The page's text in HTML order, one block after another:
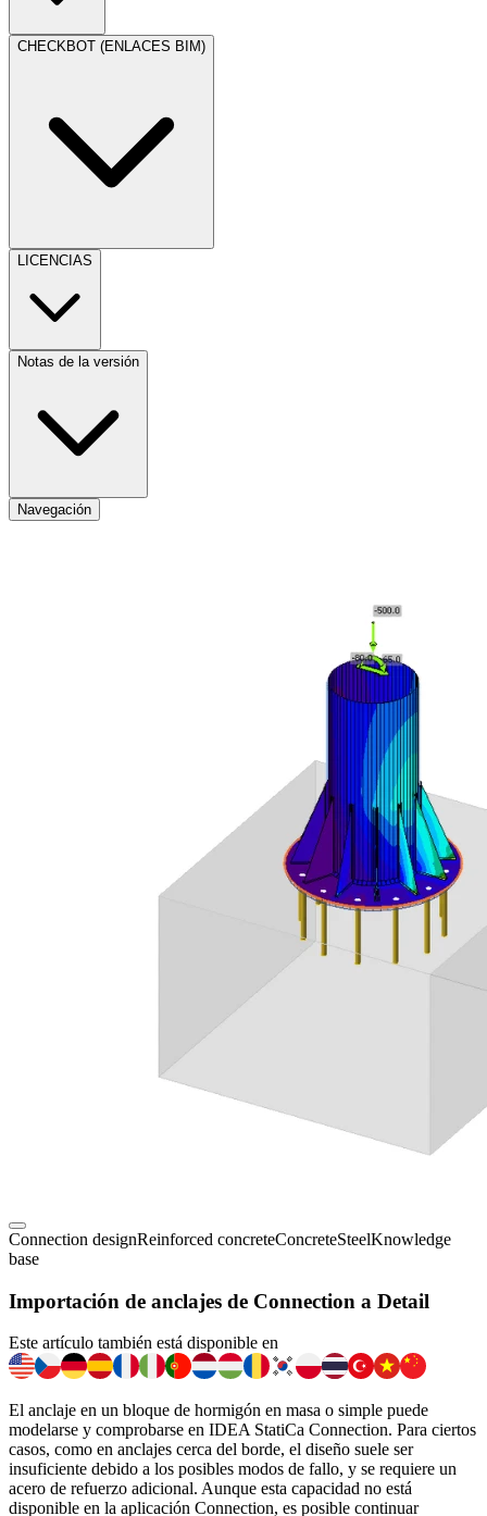
CHECKBOT (ENLACES BIM)
LICENCIAS
Notas de la versión
Navegación
Connection designReinforced concreteConcreteSteelKnowledge
base
Importación de anclajes de Connection a Detail
Este artículo también está disponible en
El anclaje en un bloque de hormigón en masa o simple puede
modelarse y comprobarse en IDEA StatiCa Connection. Para ciertos
casos, como en anclajes cerca del borde, el diseño suele ser
insuficiente debido a los posibles modos de fallo, y se requiere un
acero de refuerzo adicional. Aunque esta capacidad no está
disponible en la aplicación Connection, es posible continuar